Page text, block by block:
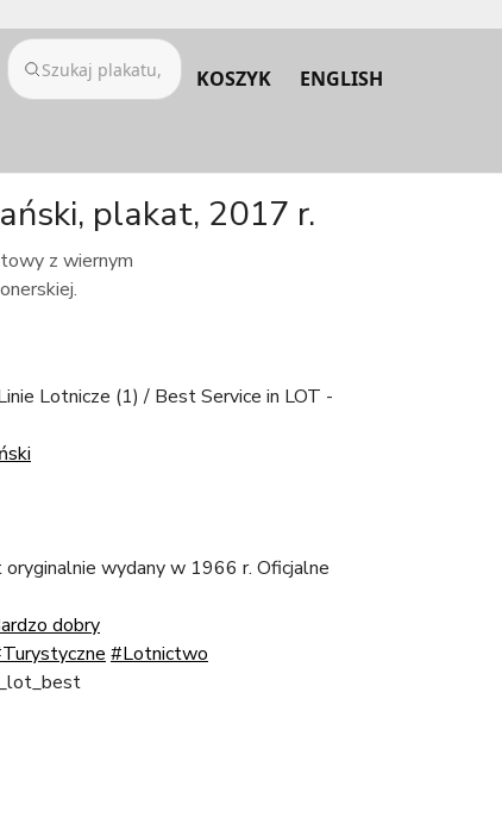
KOSZYK ENGLISH
plakat, 2017 r.
z wiernym
Lotnicze (1) / Best Service in LOT -
wydany w 1966 r. Oficjalne
dobry
#Lotnictwo